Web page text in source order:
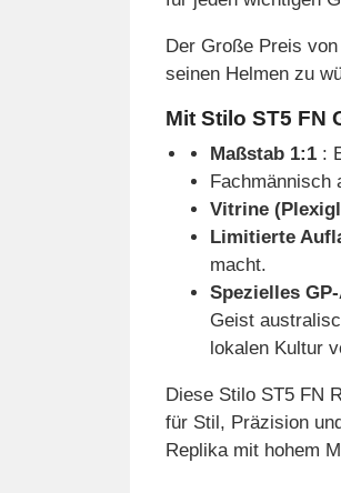
Der Große Preis
seinen Helmen zu
Mit Stilo ST5 FN
Maßstab 1:1:
Fachmännisch
Vitrine
Limitierte
macht.
Spezielles
Geist
lokalen Kultur
Diese Stilo ST5 FN
für Stil, Präzision
Replika mit hohem